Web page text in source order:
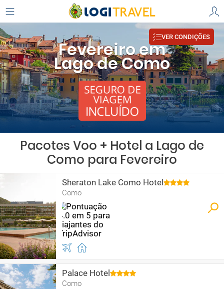
Fevereiro em
Lago de Como
VER CONDIÇÕES
Pacotes Voo + Hotel a Lago de
Como para Fevereiro
Sheraton Lake Como Hotel
Como
Palace Hotel
Como